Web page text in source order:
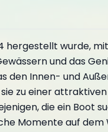
wurde,
und das
den Innen- und
zu einer
die ein Boot
Momente auf dem